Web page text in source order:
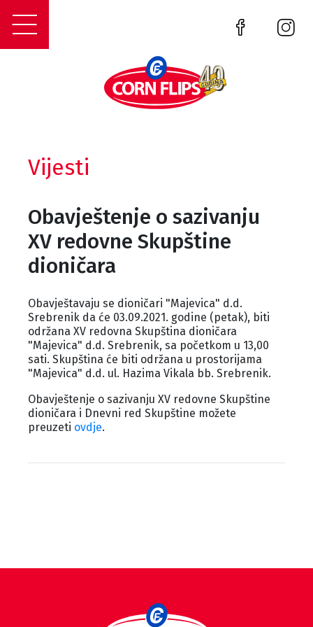
Vijesti
Obavještenje o sazivanju
XV redovne Skupštine
dioničara
Obavještavaju se dioničari "Majevica" d.d.
Srebrenik da će 03.09.2021. godine (petak), biti
održana XV redovna Skupština dioničara
"Majevica" d.d. Srebrenik, sa početkom u 13,00
sati. Skupština će biti održana u prostorijama
"Majevica" d.d. ul. Hazima Vikala bb. Srebrenik.
Obavještenje o sazivanju XV redovne Skupštine
dioničara i Dnevni red Skupštine možete
preuzeti ovdje.